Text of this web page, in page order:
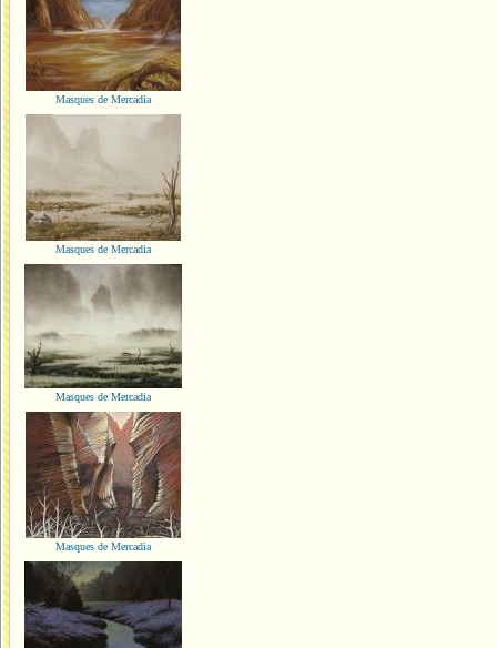
Masques de Mercadia
Masques de Mercadia
Masques de Mercadia
Masques de Mercadia